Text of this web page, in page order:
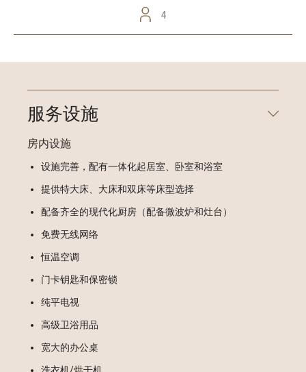
4
服务设施
房内设施
设施完善，配有一体化起居室、卧室和浴室
提供特大床、大床和双床等床型选择
配备齐全的现代化厨房（配备微波炉和灶台）
免费无线网络
恒温空调
门卡钥匙和保密锁
纯平电视
高级卫浴用品
宽大的办公桌